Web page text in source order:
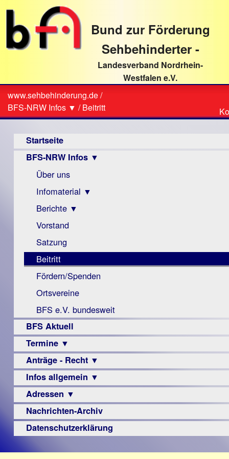
direkt
Textinhalt
Bund zur Förderung
Sehbehinderter -
Landesverband Nordrhein-
Westfalen e.V.
Sie
sind
hier
www.sehbehinderung.de/
BFS-NRW Infos ▼ /Beitritt
Startseite
BFS-NRW Infos ▼
Über uns
Infomaterial ▼
Visus
Zeitschrift
Monokular
Mac
Instagram-
Links
Berichte ▼
Archiv
Berichte
Vorstand
Satzung
Beitritt
Fördern/Spenden
Ortsvereine
BFS e.V. bundesweit
BFS Aktuell
Termine ▼
Veranstaltungsprogramme
Anträge - Recht ▼
Archiv
Urteile
Infos allgemein ▼
Sehbehinderung
Frühförderung
Schule
–
Adressen ▼
Augenoptiker
Berufsbildungswerke
Nachrichten-Archiv
Datenschutzerklärung